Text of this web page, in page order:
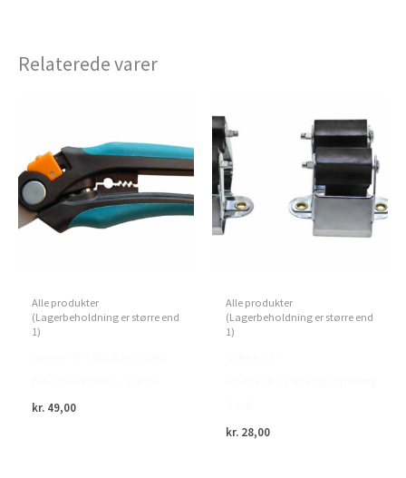
Relaterede varer
Alle produkter
(Lagerbeholdning er større end
1)
kr. 49,00
Alle produkter
(Lagerbeholdning er større end
1)
kr. 28,00